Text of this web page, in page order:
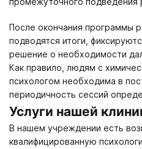
После окончания программы
подводятся итоги,
решение о необходимости
Как правило, людям с
психологом необходима в
периодичность сессий
Услуги нашей
В нашем учреждении есть
квалифицированную